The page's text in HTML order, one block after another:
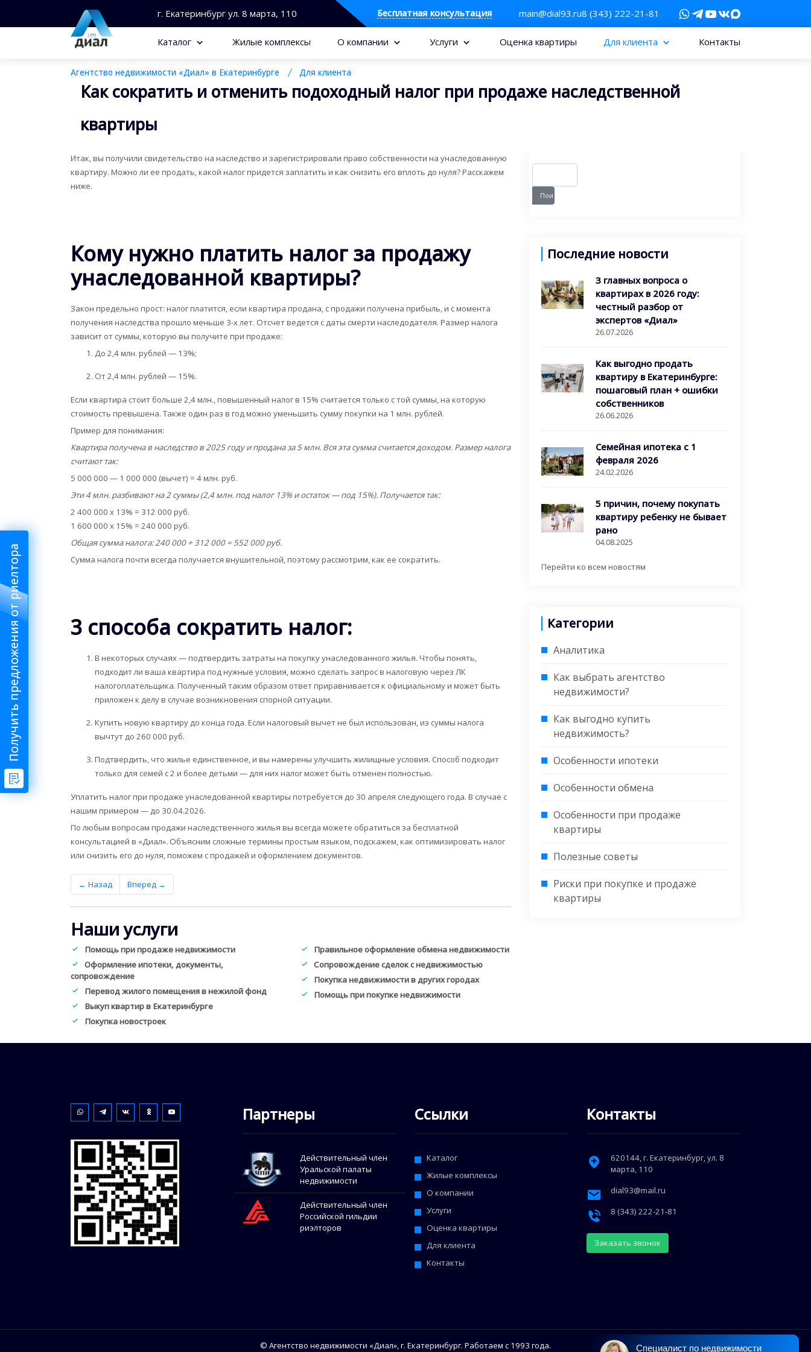
г. Екатеринбург ул. 8 марта, 110 Бесплатная консультация main@dial93.ru8 (343) 222-21-81
Каталог Жилые комплексы О компании Услуги Оценка квартиры Для клиента Контакты
Агентство недвижимости «Диал» в Екатеринбурге Для клиента
Как сократить и отменить подоходный налог при продаже наследственной
квартиры
Итак, вы получили свидетельство на наследство и зарегистрировали право собственности на унаследованную
квартиру. Можно ли ее продать, какой налог придется заплатить и как снизить его вплоть до нуля? Расскажем
ниже.
Кому нужно платить налог за продажу
унаследованной квартиры?
Закон предельно прост: налог платится, если квартира продана, с продажи получена прибыль, и с момента
получения наследства прошло меньше 3-х лет. Отсчет ведется с даты смерти наследодателя. Размер налога
зависит от суммы, которую вы получите при продаже:
До 2,4 млн. рублей — 13%;
От 2,4 млн. рублей — 15%.
Если квартира стоит больше 2,4 млн., повышенный налог в 15% считается только с той суммы, на которую
стоимость превышена. Также один раз в год можно уменьшить сумму покупки на 1 млн. рублей.
Пример для понимания:
Квартира получена в наследство в 2025 году и продана за 5 млн. Вся эта сумма считается доходом. Размер налога
считают так:
5 000 000 — 1 000 000 (вычет) = 4 млн. руб.
Эти 4 млн. разбивают на 2 суммы (2,4 млн. под налог 13% и остаток — под 15%). Получается так:
2 400 000 х 13% = 312 000 руб.
1 600 000 х 15% = 240 000 руб.
Общая сумма налога: 240 000 + 312 000 = 552 000 руб.
Сумма налога почти всегда получается внушительной, поэтому рассмотрим, как ее сократить.
3 способа сократить налог:
В некоторых случаях — подтвердить затраты на покупку унаследованного жилья. Чтобы понять,
подходит ли ваша квартира под нужные условия, можно сделать запрос в налоговую через ЛК
налогоплательщика. Полученный таким образом ответ приравнивается к официальному и может быть
приложен к делу в случае возникновения спорной ситуации.
Купить новую квартиру до конца года. Если налоговый вычет не был использован, из суммы налога
вычтут до 260 000 руб.
Подтвердить, что жилье единственное, и вы намерены улучшить жилищные условия. Способ подходит
только для семей с 2 и более детьми — для них налог может быть отменен полностью.
Уплатить налог при продаже унаследованной квартиры потребуется до 30 апреля следующего года. В случае с
нашим примером — до 30.04.2026.
По любым вопросам продажи наследственного жилья вы всегда можете обратиться за бесплатной
консультацией в «Диал». Объясним сложные термины простым языком, подскажем, как оптимизировать налог
или снизить его до нуля, поможем с продажей и оформлением документов.
← Назад Вперед →
Наши услуги
Помощь при продаже недвижимости
Оформление ипотеки, документы,
сопровождение
Перевод жилого помещения в нежилой фонд
Выкуп квартир в Екатеринбурге
Покупка новостроек
Правильное оформление обмена недвижимости
Сопровождение сделок с недвижимостью
Покупка недвижимости в других городах
Помощь при покупке недвижимости
Последние новости
3 главных вопроса о
квартирах в 2026 году:
честный разбор от
экспертов «Диал»
26.07.2026
Как выгодно продать
квартиру в Екатеринбурге:
пошаговый план + ошибки
собственников
26.06.2026
Семейная ипотека с 1
февраля 2026
24.02.2026
5 причин, почему покупать
квартиру ребенку не бывает
рано
04.08.2025
Перейти ко всем новостям
Категории
Аналитика
Как выбрать агентство
недвижимости?
Как выгодно купить
недвижимость?
Особенности ипотеки
Особенности обмена
Особенности при продаже
квартиры
Полезные советы
Риски при покупке и продаже
квартиры
Партнеры
Действительный член
Уральской палаты
недвижимости
Действительный член
Российской гильдии
риэлторов
Ссылки
Каталог
Жилые комплексы
О компании
Услуги
Оценка квартиры
Для клиента
Контакты
Контакты
620144 , г. Екатеринбург, ул. 8
марта, 110
dial93@mail.ru
8 (343) 222-21-81
Заказать звонок
© Агентство недвижимости «Диал», г. Екатеринбург. Работаем с 1993 года. Специалист по недвижимости
Получить предложения от риелтора